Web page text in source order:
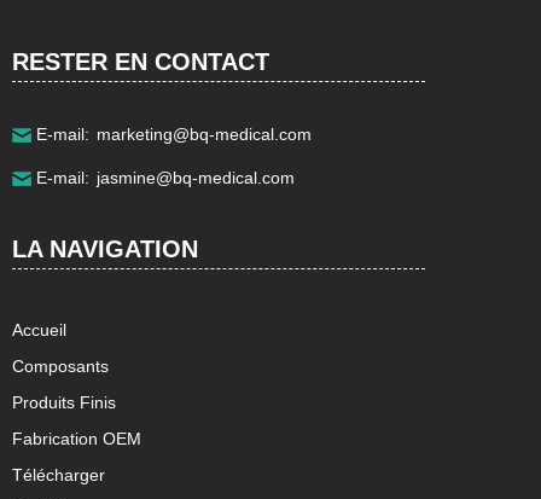
RESTER EN CONTACT
E-mail: marketing@bq-medical.com
E-mail: jasmine@bq-medical.com
LA NAVIGATION
Accueil
Composants
Produits Finis
Fabrication OEM
Télécharger